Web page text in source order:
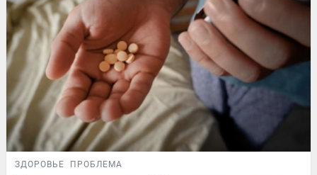
ЗДОРОВЬЕ ПРОБЛЕМА